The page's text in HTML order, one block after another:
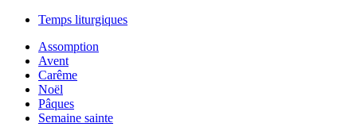
Temps liturgiques
Assomption
Avent
Carême
Noël
Pâques
Semaine sainte